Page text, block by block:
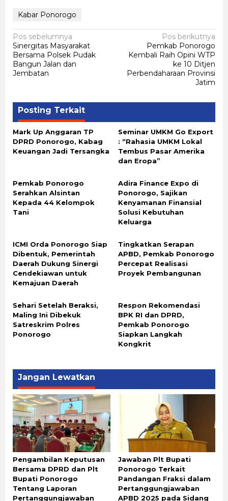
Kabar Ponorogo
Navigasi
pos
Pos sebelumnya
Sinergitas Masyarakat
Bersama Polsek Pudak
Bangun Jalan dan
Jembatan
Pos berikutnya
Pemkab Ponorogo
Kembali Raih Opini WTP
ke 10 Ditjen
Perbendaharaan Provinsi
Jatim
Posting Terkait
Mark Up Anggaran TP
DPRD Ponorogo, Kabag
Keuangan Jadi Tersangka
Seminar UMKM Go Export
: “Rahasia UMKM Lokal
Tembus Pasar Amerika
dan Eropa”
Pemkab Ponorogo
Serahkan Alsintan
Kepada 44 Kelompok
Tani
Adira Finance Expo di
Ponorogo, Sajikan
Kenyamanan Finansial
Solusi Kebutuhan
Keluarga
ICMI Orda Ponorogo Siap
Dibentuk, Pemerintah
Daerah Dukung Sinergi
Cendekiawan untuk
Kemajuan Daerah
Tingkatkan Serapan
APBD, Pemkab Ponorogo
Percepat Realisasi
Proyek Pembangunan
Sehari Setelah Beraksi,
Maling Ini Dibekuk
Satreskrim Polres
Ponorogo
Respon Rekomendasi
BPK RI dan DPRD,
Pemkab Ponorogo
Siapkan Langkah
Kongkrit
Jangan Lewatkan
Pengambilan Keputusan
Bersama DPRD dan Plt
Bupati Ponorogo
Tentang Laporan
Pertanggungjawaban
Jawaban Plt Bupati
Ponorogo Terkait
Pandangan Fraksi dalam
Pertanggungjawaban
APBD 2025 pada Sidang